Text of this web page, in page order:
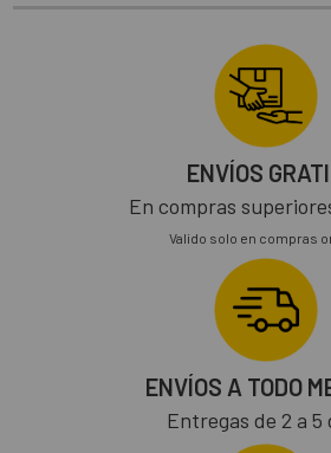
ENVÍOS
En compras
Valido solo en compras
ENVÍOS A TODO
Entregas de 2 a 5